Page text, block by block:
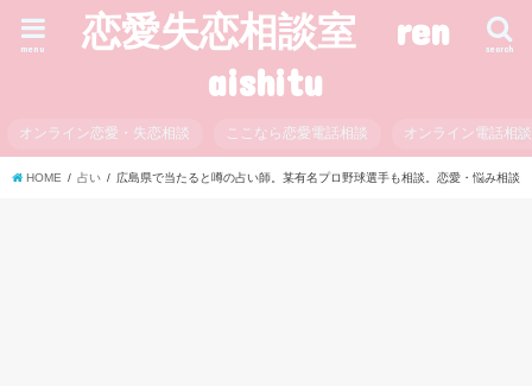
恋愛失恋相談室 ren
aishitu
search
menu
オンライン恋愛・失恋相談 ここなら恋愛電話相談 オンライン電話相
HOME 占い 広島県で当たると噂の占い師。某有名プロ野球選手も相談。恋愛・悩み相談